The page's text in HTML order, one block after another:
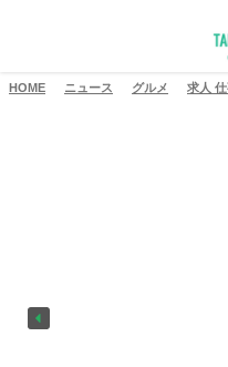
HOME ニュース グルメ 求人